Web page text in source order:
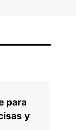
para
y